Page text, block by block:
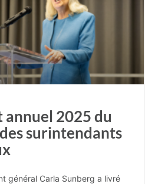
annuel 2025 du
surintendants
général Carla Sunberg a livré